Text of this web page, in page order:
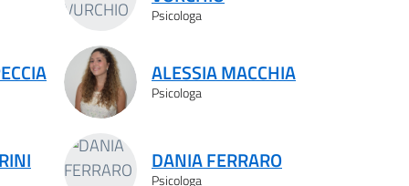
Psicologa
ALESSIA MACCHIA
Psicologa
DANIA FERRARO
Psicologa